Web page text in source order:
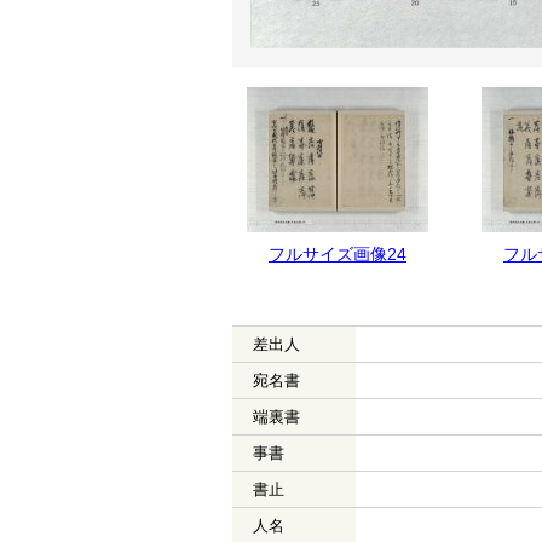
フルサイズ画像24 フル
差出人
宛名書
端裏書
事書
書止
人名